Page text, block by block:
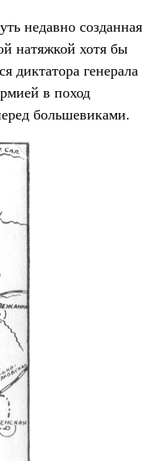
недавно созданная
натяжкой хотя бы
диктатора генерала
в поход
большевиками.